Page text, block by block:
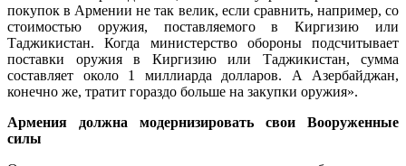
покупок в Армении не так велик, если сравнить, например, со
стоимостью оружия, поставляемого в Киргизию или
Таджикистан. Когда министерство обороны подсчитывает
поставки оружия в Киргизию или Таджикистан, сумма
составляет около 1 миллиарда долларов. А Азербайджан,
конечно же, тратит гораздо больше на закупки оружия».
Армения должна модернизировать свои Вооруженные
силы